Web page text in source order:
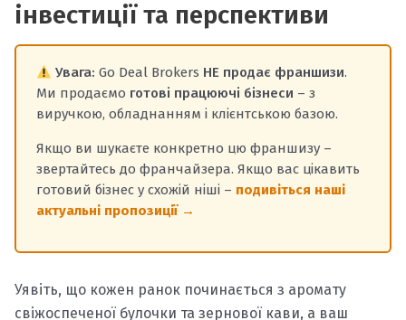
інвестиції та перспективи
Увага: Go Deal Brokers НЕ продає франшизи.
Ми продаємо готові працюючі бізнеси – з
виручкою, обладнанням і клієнтською базою.
Якщо ви шукаєте конкретно цю франшизу –
звертайтесь до франчайзера. Якщо вас цікавить
готовий бізнес у схожій ніші – подивіться наші
актуальні пропозиції →
Уявіть, що кожен ранок починається з аромату
свіжоспеченої булочки та зернової кави, а ваш